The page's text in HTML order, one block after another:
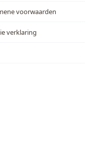
voorwaarden
verklaring